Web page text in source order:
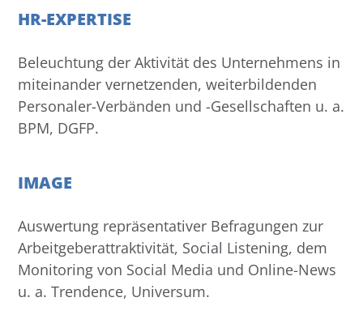
HR-EXPERTISE
Beleuchtung der Aktivität des Unternehmens in
miteinander vernetzenden, weiterbildenden
Personaler-Verbänden und -Gesellschaften u. a.
BPM, DGFP.
IMAGE
Auswertung repräsentativer Befragungen zur
Arbeitgeberattraktivität, Social Listening, dem
Monitoring von Social Media und Online-News
u. a. Trendence, Universum.